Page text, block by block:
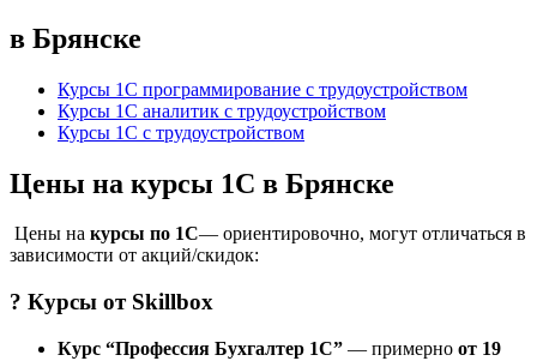
в Брянске
Курсы 1С программирование с трудоустройством
Курсы 1С аналитик с трудоустройством
Курсы 1С с трудоустройством
Цены на курсы 1С в Брянске
Цены на курсы по 1С— ориентировочно, могут отличаться в
зависимости от акций/скидок:
? Курсы от Skillbox
Курс “Профессия Бухгалтер 1С” — примерно от 19